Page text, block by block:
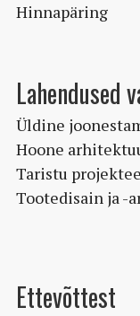
Hinnapäring
Lahendused
Üldine
Hoone
Taristu
Tootedisain ja -
Ettevõttest